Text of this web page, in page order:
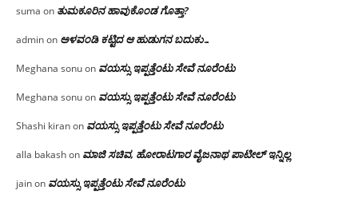
suma on ತುಮಕೂರಿನ ಹಾವುಕೊಂಡ ಗೊತ್ತಾ?
adminon ಅಳವಂಡಿ ಕಟ್ಟಿದ ಆ ಹುಡುಗನ ಬದುಕು…
Meghana sonuon ವಯಸ್ಸು ಇಪ್ಪತ್ತೆಂಟು ಸೇವೆ ನೂರೆಂಟು
Meghana sonuon ವಯಸ್ಸು ಇಪ್ಪತ್ತೆಂಟು ಸೇವೆ ನೂರೆಂಟು
Shashi kiranon ವಯಸ್ಸು ಇಪ್ಪತ್ತೆಂಟು ಸೇವೆ ನೂರೆಂಟು
alla bakashon ಮಾಜಿ ಸಚಿವ, ಹೋರಾಟಗಾರ ವೈಜನಾಥ ಪಾಟೀಲ್ ಇನ್ನಿಲ್ಲ
jainon ವಯಸ್ಸು ಇಪ್ಪತ್ತೆಂಟು ಸೇವೆ ನೂರೆಂಟು